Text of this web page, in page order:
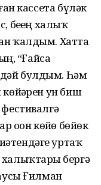
кассета бүләк
беҙҙең халыҡ
ҡалдым. Хатта
“Ғайса
булдым. Һәм
ун биш
оҙон көйҙө бөйөк
уртаҡ
бергә
Ғилман